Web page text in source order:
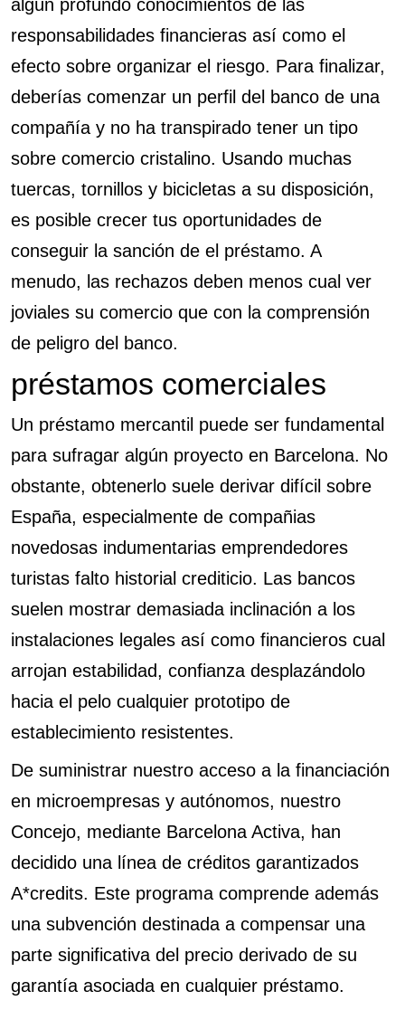
algún profundo conocimientos de las
responsabilidades financieras así­ como el
efecto sobre organizar el riesgo. Para finalizar,
deberías comenzar un perfil del banco de una
compañía y no ha transpirado tener un tipo
sobre comercio cristalino. Usando muchas
tuercas, tornillos y bicicletas a su disposición,
es posible crecer tus oportunidades de
conseguir la sanción de el préstamo. A
menudo, las rechazos deben menos cual ver
joviales su comercio que con la comprensión
de peligro del banco.
préstamos comerciales
Un préstamo mercantil puede ser fundamental
para sufragar algún proyecto en Barcelona. No
obstante, obtenerlo suele derivar difícil sobre
España, especialmente de compañias
novedosas indumentarias emprendedores
turistas falto historial crediticio. Las bancos
suelen mostrar demasiada inclinación a los
instalaciones legales así­ como financieros cual
arrojan estabilidad, confianza desplazándolo
hacia el pelo cualquier prototipo de
establecimiento resistentes.
De suministrar nuestro acceso a la financiación
en microempresas y autónomos, nuestro
Concejo, mediante Barcelona Activa, han
decidido una línea de créditos garantizados
A*credits. Este programa comprende además
una subvención destinada a compensar una
parte significativa del precio derivado de su
garantía asociada en cualquier préstamo.